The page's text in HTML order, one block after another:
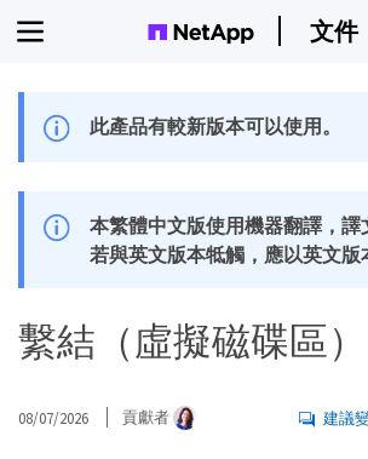
文件
此產品有較新版本可以使用。
本繁體中文版使用機器翻譯，譯
若與英文版本牴觸，應以英文版
繫結（虛擬磁碟區）
08/07/2026 貢獻者 建議